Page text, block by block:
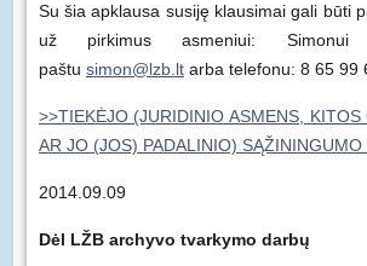
Su šia apklausa susiję klausimai gali būti
už pirkimus asmeniui: Simonui
paštu simon@lzb.ltarba telefonu: 8 65 99
>>TIEKĖJO (JURIDINIO ASMENS,
AR JO (JOS) PADALINIO) SĄŽININGUMO
2014.09.09
Dėl LŽB archyvo tvarkymo darbų